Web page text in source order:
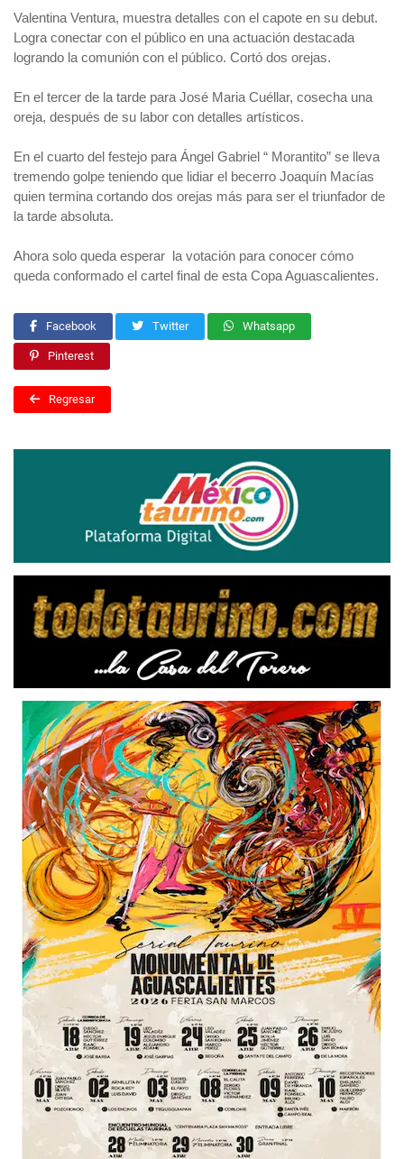
Valentina Ventura, muestra detalles con el capote en su debut.
Logra conectar con el público en una actuación destacada
logrando la comunión con el público. Cortó dos orejas.
En el tercer de la tarde para José Maria Cuéllar, cosecha una
oreja, después de su labor con detalles artísticos.
En el cuarto del festejo para Ángel Gabriel “ Morantito” se lleva
tremendo golpe teniendo que lidiar el becerro Joaquín Macías
quien termina cortando dos orejas más para ser el triunfador de
la tarde absoluta.
Ahora solo queda esperar la votación para conocer cómo
queda conformado el cartel final de esta Copa Aguascalientes.
Facebook Twitter Whatsapp
Pinterest
Regresar